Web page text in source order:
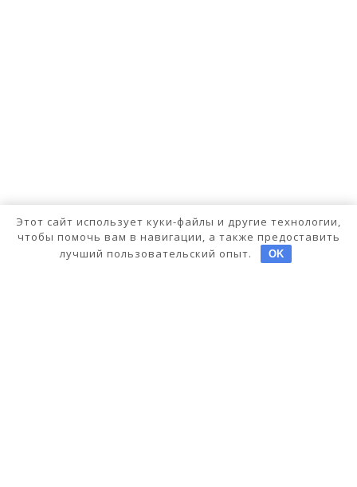
Этот сайт использует куки-файлы и другие технологии,
чтобы помочь вам в навигации, а также предоставить
лучший пользовательский опыт.
OK